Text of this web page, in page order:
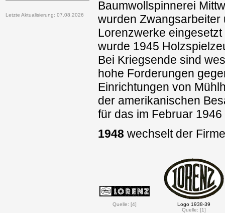
Letzte Aktualisierung: 07.08.2026
Baumwollspinnerei
wurden Zwangsarbeiter
Lorenzwerke
wurde 1945
Bei Kriegsende sind
hohe Forderungen
Einrichtungen von
der amerikanischen
für das im Februar
1948 wechselt der
Quelle: [4]
Logo 1938-39
Quelle: [1]